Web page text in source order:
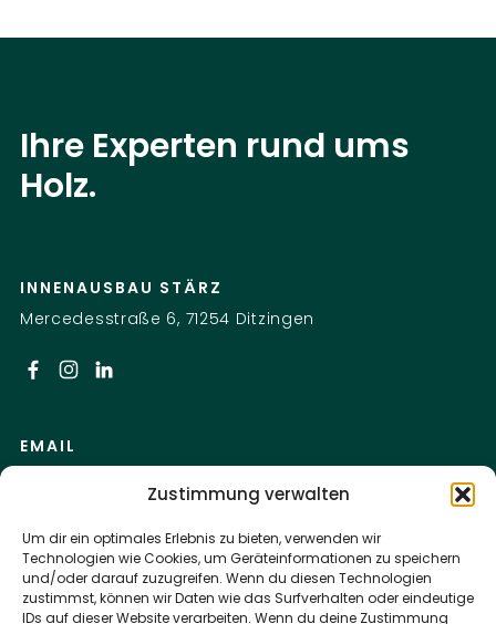
Zustimmung verwalten
Um dir ein optimales Erlebnis zu bieten, verwenden wir
Technologien wie Cookies, um Geräteinformationen zu speichern
und/oder darauf zuzugreifen. Wenn du diesen Technologien
zustimmst, können wir Daten wie das Surfverhalten oder eindeutige
IDs auf dieser Website verarbeiten. Wenn du deine Zustimmung
Ihre Experten rund ums
Holz.
INNENAUSBAU STÄRZ
Mercedesstraße 6, 71254 Ditzingen
EMAIL
TELEFON
+49 173 52 31 642
Mo–Fr 7:30–17:00 Uhr